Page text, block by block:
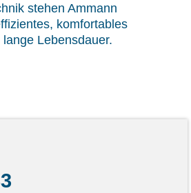
stehen Ammann
komfortables
Lebensdauer.